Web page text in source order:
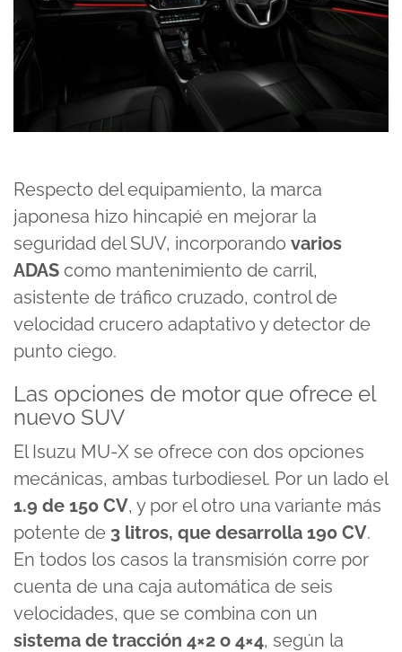
Respecto del equipamiento, la marca
japonesa hizo hincapié en mejorar la
seguridad del SUV, incorporando varios
ADAS como mantenimiento de carril,
asistente de tráfico cruzado, control de
velocidad crucero adaptativo y detector de
punto ciego.
Las opciones de motor que ofrece el
nuevo SUV
El Isuzu MU-X se ofrece con dos opciones
mecánicas, ambas turbodiesel. Por un lado el
1.9 de 150 CV, y por el otro una variante más
potente de 3 litros, que desarrolla 190 CV.
En todos los casos la transmisión corre por
cuenta de una caja automática de seis
velocidades, que se combina con un
sistema de tracción 4×2 o 4×4, según la